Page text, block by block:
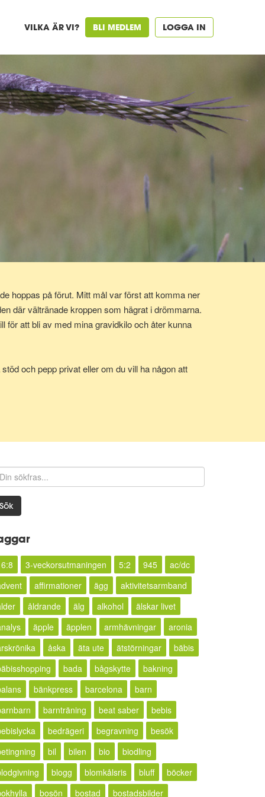
VILKA ÄR VI? BLI MEDLEM LOGGA IN
hoppas på förut. Mitt mål var först att komma ner
där vältränade kroppen som hägrat i drömmarna.
för att bli av med mina gravidkilo och åter kunna
och pepp privat eller om du vill ha någon att
Sök
3-veckorsutmaningen 5:2 945
ac/dc
affirmationer ägg
aktivitetsarmband
åldrande älg alkohol
älskar livet
äpple äpplen armhävningar
aronia
åska äta ute ätstörningar
bäbis
bada bågskytte
bakning
bänkpress barcelona
barn
barnträning beat saber
bebis
bedrägeri begravning
besök
bil bilen bio
biodling
blogg blomkålsris bluff
böcker
bosön bostad
bostadsbilder